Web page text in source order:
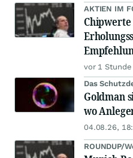
AKTIEN IM
vor 1 Stunde
Das
Goldman
wo
04.08.26,
ROUNDUP/